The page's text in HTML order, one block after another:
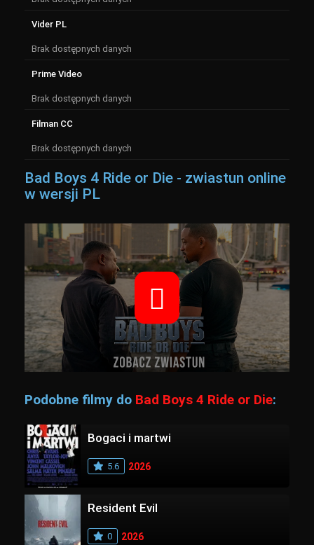
Vider PL
Brak dostępnych danych
Prime Video
Brak dostępnych danych
Filman CC
Brak dostępnych danych
Bad Boys 4 Ride or Die - zwiastun online
w wersji PL
Podobne filmy do Bad Boys 4 Ride or Die:
Bogaci i martwi
5.6 2026
Resident Evil
0 2026